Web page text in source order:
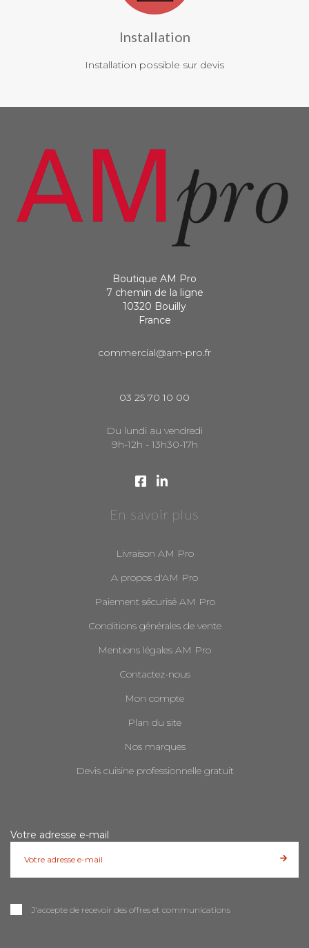
Installation
Installation possible sur devis
Boutique AM Pro
7 chemin de la ligne
10320 Bouilly
France
commercial@am-pro.fr
03 25 70 10 00
Du lundi au vendredi
9h-12h - 13h30-17h
En savoir plus
Livraison AM Pro
A propos d'AM Pro
Paiement sécurisé AM Pro
Conditions générales de vente
Mentions légales AM Pro
Contactez-nous
Mon compte
Plan du site
Nos marques
Devis cuisine professionnelle gratuit
Votre adresse e-mail
J'accepte de recevoir des offres et communications